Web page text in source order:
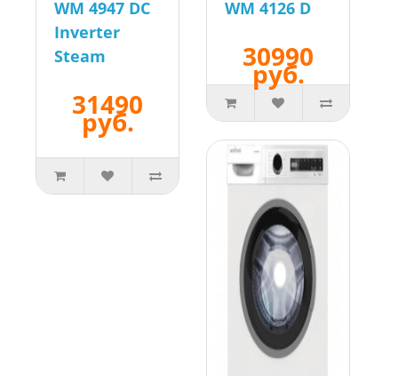
WM 4947 DC
Inverter
Steam
31490
руб.
WM 4126 D
30990
руб.